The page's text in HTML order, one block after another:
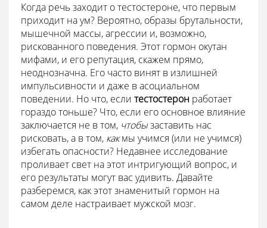
Когда речь заходит о тестостероне, что первым
приходит на ум? Вероятно, образы брутальности,
мышечной массы, агрессии и, возможно,
рискованного поведения. Этот гормон окутан
мифами, и его репутация, скажем прямо,
неоднозначна. Его часто винят в излишней
импульсивности и даже в асоциальном
поведении. Но что, если тестостерон работает
гораздо тоньше? Что, если его основное влияние
заключается не в том, чтобызаставить нас
рисковать, а в том, какмы учимся (или не учимся)
избегать опасности? Недавнее исследование
проливает свет на этот интригующий вопрос, и
его результаты могут вас удивить. Давайте
разберемся, как этот знаменитый гормон на
самом деле настраивает мужской мозг.